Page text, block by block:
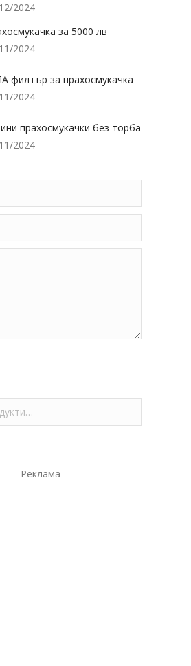
2024
за 5000 лв
2024
филтър за прахосмукачка
2024
прахосмукачки без торба
2024
Реклама